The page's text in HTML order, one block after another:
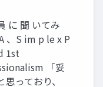
に 聞 いてみ
、S im p le x P
1st
「妥
っており、